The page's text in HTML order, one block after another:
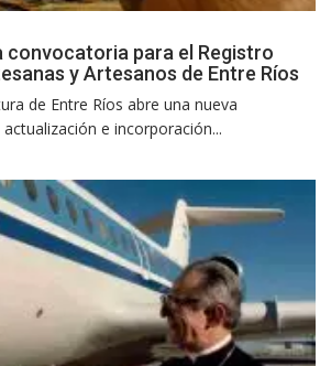
convocatoria para el Registro
y Artesanos de Entre Ríos
de Entre Ríos abre una nueva
e incorporación...